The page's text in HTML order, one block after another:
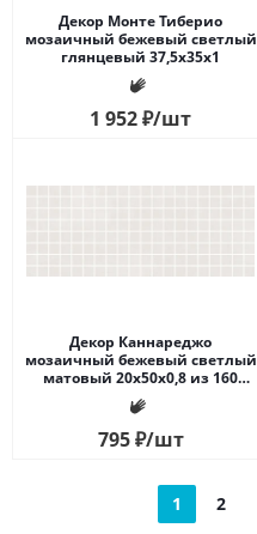
Декор Монте Тиберио
мозаичный бежевый светлый
глянцевый 37,5x35x1
1 952₽/шт
Декор Каннареджо
мозаичный бежевый светлый
матовый 20x50x0,8 из 160
частей 2,3х2,3
795₽/шт
1 2